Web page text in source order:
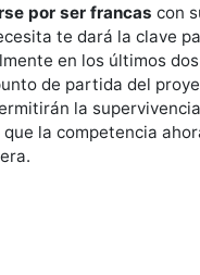
por ser francas con
te dará la clave
en los últimos
de partida del
la
la competencia